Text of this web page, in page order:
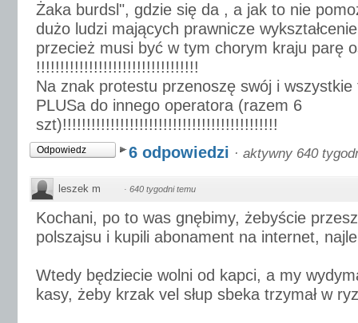
Żaka burdsl", gdzie się da , a jak to nie
dużo ludzi mających prawnicze
przecież musi być w tym chorym kraju parę
!!!!!!!!!!!!!!!!!!!!!!!!!!!!!!!!!!
Na znak protestu przenoszę swój i
PLUSa do innego operatora (razem 6
szt)!!!!!!!!!!!!!!!!!!!!!!!!!!!!!!!!!!!!!!!!!!!!!
Odpowiedz 6 odpowiedzi · aktywny 640
leszek m · 640 tygodni temu
Kochani, po to was gnębimy, żebyście
polszajsu i kupili abonament na internet,
Wtedy będziecie wolni od kapci, a my
kasy, żeby krzak vel słup sbeka trzymał w